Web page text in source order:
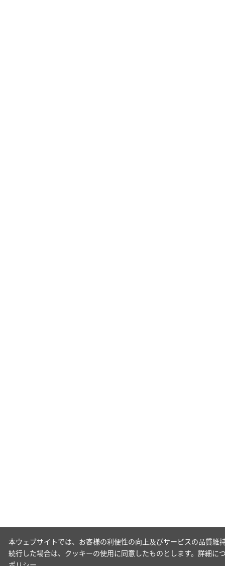
本ウェブサイトでは、お客様の利便性の向上及びサービスの品質
続行した場合は、クッキーの使用に同意したものとします。詳細